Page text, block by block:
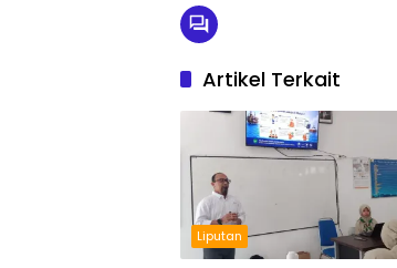
Artikel Terkait
Liputan